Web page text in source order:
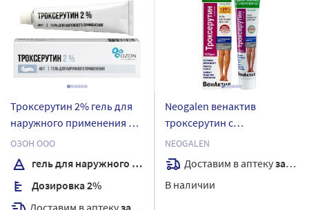
Троксерутин 2% гель для
наружного применения 40
гр
ОЗОН ООО
гель для наружного применения
Дозировка 2%
Доставим в аптекузавтра
Neogalen венактив
троксерутин с
охлаждающим эффектом
гель-бальзам для ног 125
мл
NEOGALEN
Доставим в аптекузавтра
В наличии